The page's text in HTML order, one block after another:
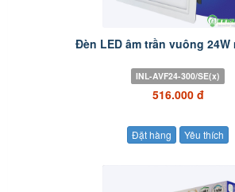
Đèn LED âm trần vuông 24W
INL-AVF24-300/SE(x)
516.000 đ
Đặt hàng Yêu thích